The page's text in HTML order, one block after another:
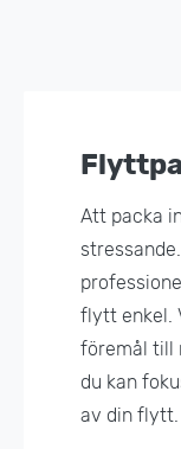
Att packa
flytt enkel.
föremål till
du kan
av din flytt.